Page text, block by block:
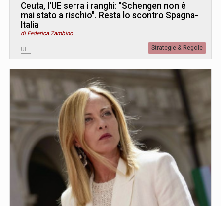
Ceuta, l'UE serra i ranghi: "Schengen non è
mai stato a rischio". Resta lo scontro Spagna-
Italia
di Federica Zambino
UE Strategie & Regole